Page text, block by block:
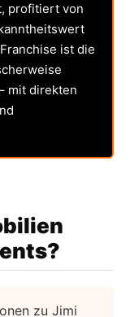
profitiert von
ist die
mit direkten
zu Jimi